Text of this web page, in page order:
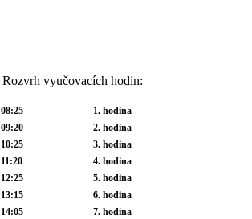
Rozvrh vyučovacích hodin:
08:25
1. hodina
09:20
2. hodina
10:25
3. hodina
11:20
4. hodina
12:25
5. hodina
13:15
6. hodina
14:05
7. hodina